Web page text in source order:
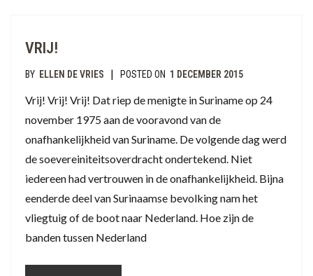
VRIJ!
BY ELLEN DE VRIES | POSTED ON 1 DECEMBER 2015
Vrij! Vrij! Vrij! Dat riep de menigte in Suriname op 24
november 1975 aan de vooravond van de
onafhankelijkheid van Suriname. De volgende dag werd
de soevereiniteitsoverdracht ondertekend. Niet
iedereen had vertrouwen in de onafhankelijkheid. Bijna
eenderde deel van Surinaamse bevolking nam het
vliegtuig of de boot naar Nederland. Hoe zijn de
banden tussen Nederland